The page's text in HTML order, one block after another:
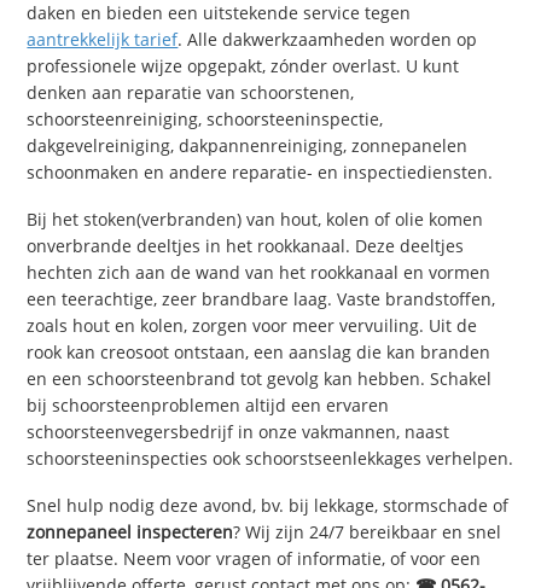
daken en bieden een uitstekende service tegen
aantrekkelijk tarief. Alle dakwerkzaamheden worden op
professionele wijze opgepakt, zónder overlast. U kunt
denken aan reparatie van schoorstenen,
schoorsteenreiniging, schoorsteeninspectie,
dakgevelreiniging, dakpannenreiniging, zonnepanelen
schoonmaken en andere reparatie- en inspectiediensten.
Bij het stoken(verbranden) van hout, kolen of olie komen
onverbrande deeltjes in het rookkanaal. Deze deeltjes
hechten zich aan de wand van het rookkanaal en vormen
een teerachtige, zeer brandbare laag. Vaste brandstoffen,
zoals hout en kolen, zorgen voor meer vervuiling. Uit de
rook kan creosoot ontstaan, een aanslag die kan branden
en een schoorsteenbrand tot gevolg kan hebben. Schakel
bij schoorsteenproblemen altijd een ervaren
schoorsteenvegersbedrijf in onze vakmannen, naast
schoorsteeninspecties ook schoorstseenlekkages verhelpen.
Snel hulp nodig deze avond, bv. bij lekkage, stormschade of
zonnepaneel inspecteren? Wij zijn 24/7 bereikbaar en snel
ter plaatse. Neem voor vragen of informatie, of voor een